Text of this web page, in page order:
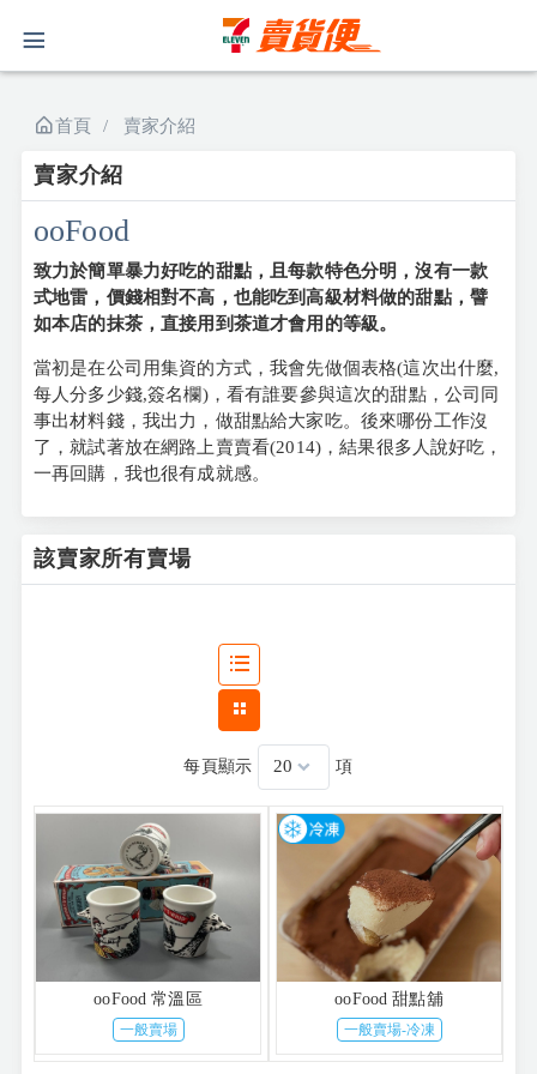
首頁 賣家介紹
賣家介紹
ooFood
致力於簡單暴力好吃的甜點，且每款特色分明，沒有一款
式地雷，價錢相對不高，也能吃到高級材料做的甜點，譬
如本店的抹茶，直接用到茶道才會用的等級。
當初是在公司用集資的方式，我會先做個表格(這次出什麼,
每人分多少錢,簽名欄)，看有誰要參與這次的甜點，公司同
事出材料錢，我出力，做甜點給大家吃。後來哪份工作沒
了，就試著放在網路上賣賣看(2014)，結果很多人說好吃，
一再回購，我也很有成就感。
該賣家所有賣場
每頁顯示 項
ooFood 常溫區
一般賣場
ooFood 甜點舖
一般賣場-冷凍